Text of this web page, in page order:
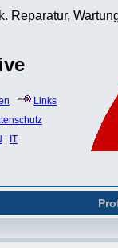
Reparatur,
Links
IT